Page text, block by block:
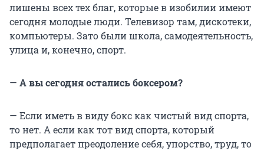
лишены всех тех благ, которые в изобилии имеют
сегодня молодые люди. Телевизор там, дискотеки,
компьютеры. Зато были школа, самодеятельность,
улица и, конечно, спорт.
— А вы сегодня остались боксером?
— Если иметь в виду бокс как чистый вид спорта,
то нет. А если как тот вид спорта, который
предполагает преодоление себя, упорство, труд, то